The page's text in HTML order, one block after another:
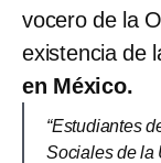
vocero de la
existencia de
en México.
“Estudiantes
Sociales de la